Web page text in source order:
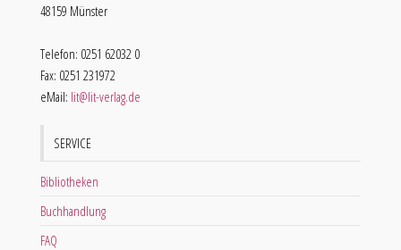
48159 Münster
Telefon: 0251 62032 0
Fax: 0251 231972
eMail: lit@lit-verlag.de
SERVICE
Bibliotheken
Buchhandlung
FAQ